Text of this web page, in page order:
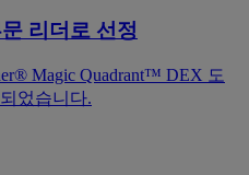
리더로 선정
Magic Quadrant™ DEX 도
었습니다.